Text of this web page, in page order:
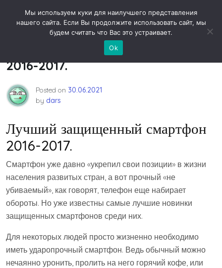
Новости технологий
Лучший защищенный смартфон
2016-2017.
Posted on 30.06.2021
by dars
Лучший защищенный смартфон
2016-2017.
Смартфон уже давно «укрепил свои позиции» в жизни
населения развитых стран, а вот прочный «не
убиваемый», как говорят, телефон еще набирает
обороты. Но уже известны самые лучшие новинки
защищенных смартфонов среди них.
Для некоторых людей просто жизненно необходимо
иметь ударопрочный смартфон. Ведь обычный можно
нечаянно уронить, пролить на него горячий кофе, или
Мы используем куки для наилучшего представления
нашего сайта. Если Вы продолжите использовать сайт, мы
будем считать что Вас это устраивает.
Ok